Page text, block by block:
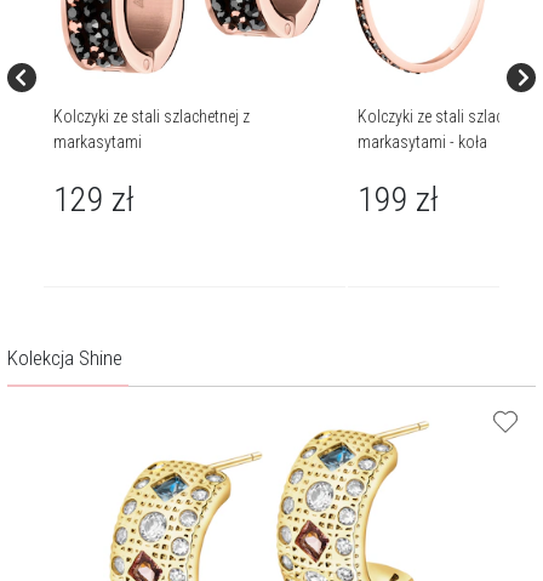
Kolczyki ze stali szlachetnej z
markasytami
129 zł
Kolczyki ze stali
markasytami - koła
199 zł
Kolekcja Shine